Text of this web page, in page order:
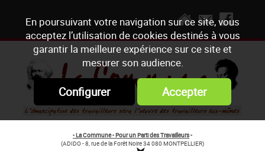
En poursuivant votre navigation sur ce site, vous
acceptez l’utilisation de cookies destinés à vous
garantir la meilleure expérience sur ce site et
mesurer son audience.
Configurer Accepter
- La Commune - Pour un Parti des Travailleurs-
(ADIDO - 8, rue de la Forêt Noire 34 080 MONTPELLIER)